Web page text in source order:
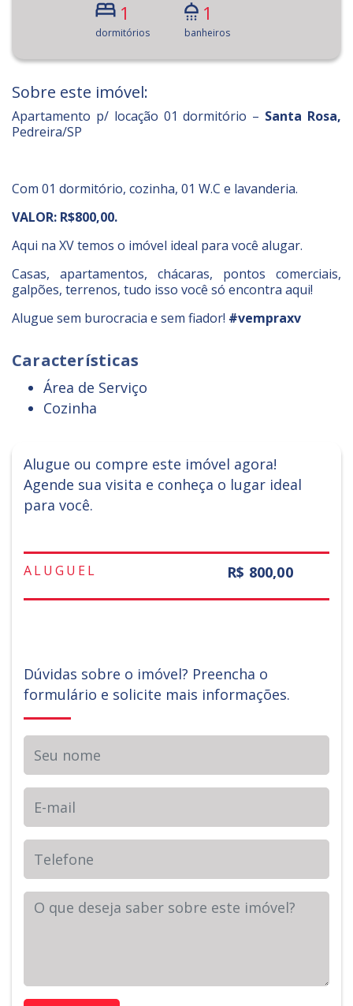
1
dormitórios
1
banheiros
Sobre este imóvel:
Apartamento p/ locação 01 dormitório – Santa Rosa,
Pedreira/SP
Com 01 dormitório, cozinha, 01 W.C e lavanderia.
VALOR: R$800,00.
Aqui na XV temos o imóvel ideal para você alugar.
Casas, apartamentos, chácaras, pontos comerciais,
galpões, terrenos, tudo isso você só encontra aqui!
Alugue sem burocracia e sem fiador! #vempraxv
Características
Área de Serviço
Cozinha
Alugue ou compre este imóvel agora!
Agende sua visita e conheça o lugar ideal
para você.
ALUGUEL R$ 800,00
Dúvidas sobre o imóvel? Preencha o
formulário e solicite mais informações.
Telefone
Sua Mensagem